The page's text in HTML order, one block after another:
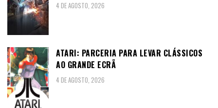
4 DE AGOSTO, 2026
ATARI: PARCERIA PARA LEVAR CLÁSSICOS
AO GRANDE ECRÃ
4 DE AGOSTO, 2026